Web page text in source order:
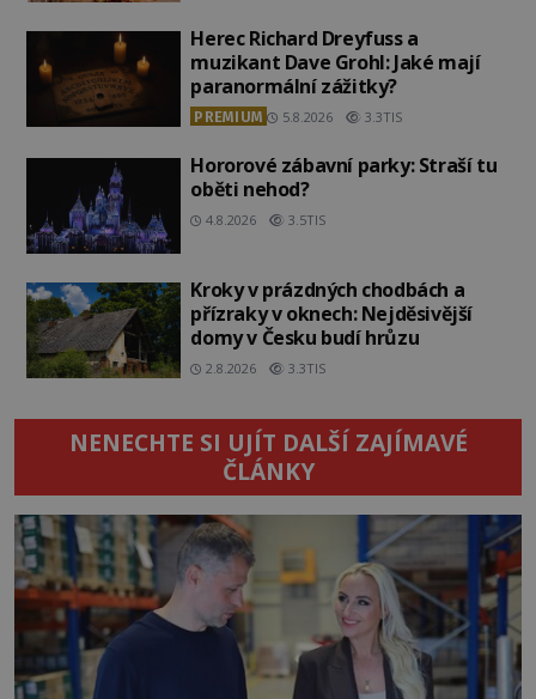
Herec Richard Dreyfuss a
muzikant Dave Grohl: Jaké mají
paranormální zážitky?
PREMIUM 5.8.2026 3.3TIS
Hororové zábavní parky: Straší tu
oběti nehod?
4.8.2026 3.5TIS
Kroky v prázdných chodbách a
přízraky v oknech: Nejděsivější
domy v Česku budí hrůzu
2.8.2026 3.3TIS
NENECHTE SI UJÍT DALŠÍ ZAJÍMAVÉ
ČLÁNKY